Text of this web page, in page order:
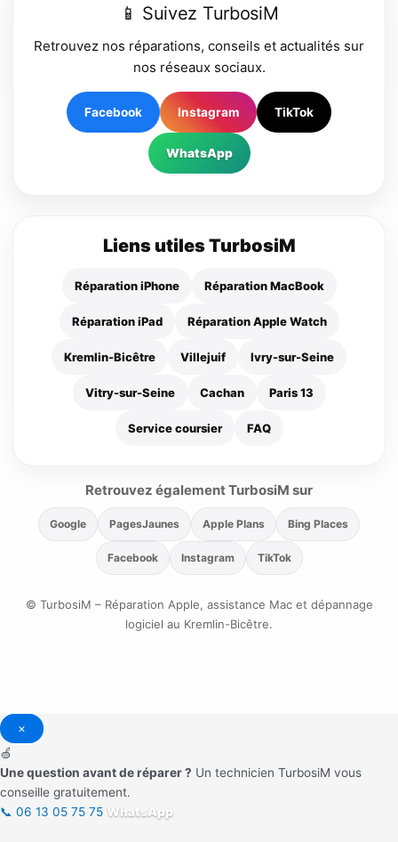
📱 Suivez TurbosiM
Retrouvez nos réparations, conseils et actualités sur
nos réseaux sociaux.
Facebook Instagram TikTok
WhatsApp
Liens utiles TurbosiM
Réparation iPhone Réparation MacBook
Réparation iPad Réparation Apple Watch
Kremlin-Bicêtre Villejuif Ivry-sur-Seine
Vitry-sur-Seine Cachan Paris 13
Service coursier FAQ
Retrouvez également TurbosiM sur
Google PagesJaunes Apple Plans Bing Places
Facebook Instagram TikTok
© TurbosiM – Réparation Apple, assistance Mac et dépannage
logiciel au Kremlin-Bicêtre.
×
🍏
Une question avant de réparer ? Un technicien TurbosiM vous
conseille gratuitement.
📞 06 13 05 75 75 WhatsApp